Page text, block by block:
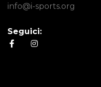
info@i-sports.org
Seguici: